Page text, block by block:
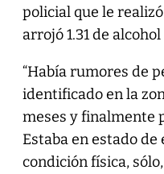
policial que le
arrojó 1.31 de
“Había rumores de
identificado en la
meses y finalmente
Estaba en estado de
condición física,